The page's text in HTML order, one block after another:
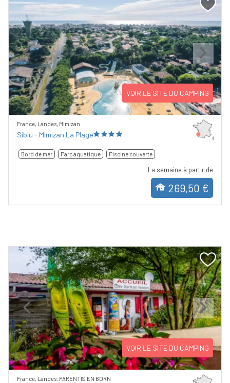
Previous Next
VOIR LE SITE DU CAMPING
France, Landes, Mimizan
Siblu - Mimizan La Plage
Bord de mer Parc aquatique Piscine couverte
La semaine à partir de
269,50 €
Previous Next
VOIR LE SITE DU CAMPING
France, Landes, PARENTIS EN BORN